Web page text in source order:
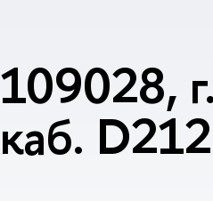
109028,
каб.